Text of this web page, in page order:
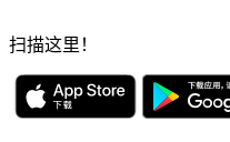
扫描这里！